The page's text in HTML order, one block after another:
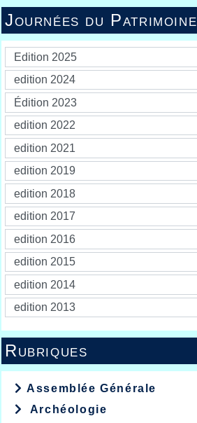
Journées du Patrimoine
Rubriques
Assemblée Générale
Archéologie